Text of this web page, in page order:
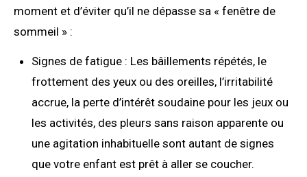
moment et d’éviter qu’il ne dépasse sa « fenêtre de
sommeil » :
Signes de fatigue : Les bâillements répétés, le
frottement des yeux ou des oreilles, l’irritabilité
accrue, la perte d’intérêt soudaine pour les jeux ou
les activités, des pleurs sans raison apparente ou
une agitation inhabituelle sont autant de signes
que votre enfant est prêt à aller se coucher.